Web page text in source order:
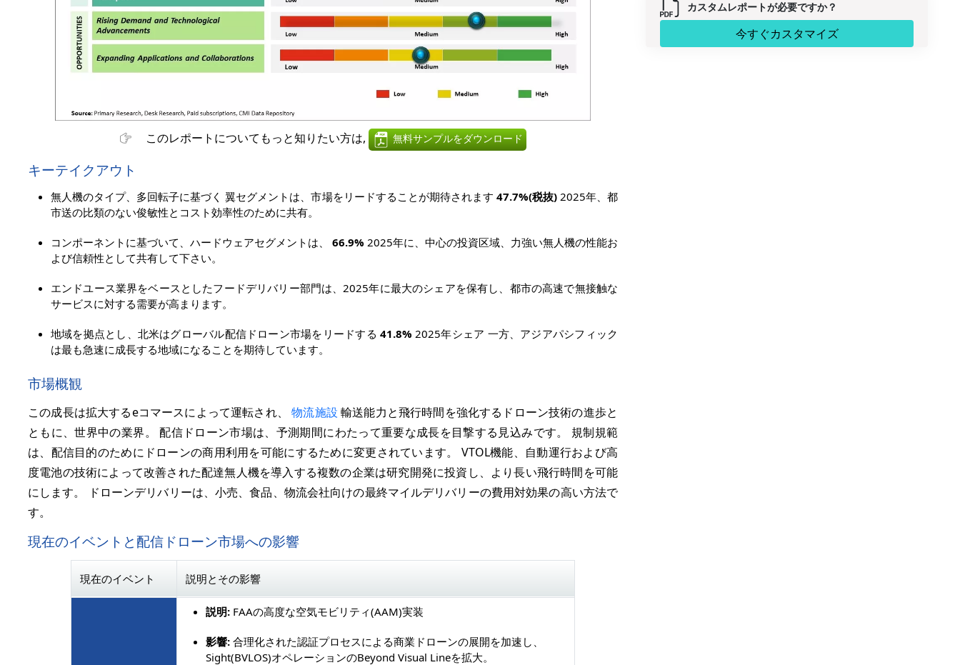
このレポートについてもっと知りたい方は, 無料サンプルをダウンロード
キーテイクアウト
無人機のタイプ、多回転子に基づく 翼セグメントは、市場をリードすることが期待されます 47.7%(税抜)2025年、都
市送の比類のない俊敏性とコスト効率性のために共有。
コンポーネントに基づいて、ハードウェアセグメントは、 66.9% 2025年に、中心の投資区域、力強い無人機の性能お
よび信頼性として共有して下さい。
エンドユース業界をベースとしたフードデリバリー部門は、2025年に最大のシェアを保有し、都市の高速で無接触な
サービスに対する需要が高まります。
地域を拠点とし、北米はグローバル配信ドローン市場をリードする 41.8% 2025年シェア 一方、アジアパシフィック
は最も急速に成長する地域になることを期待しています。
市場概観
この成長は拡大するeコマースによって運転され、物流施設 輸送能力と飛行時間を強化するドローン技術の進歩と
ともに、世界中の業界。 配信ドローン市場は、予測期間にわたって重要な成長を目撃する見込みです。 規制規範
は、配信目的のためにドローンの商用利用を可能にするために変更されています。 VTOL機能、自動運行および高
度電池の技術によって改善された配達無人機を導入する複数の企業は研究開発に投資し、より長い飛行時間を可能
にします。 ドローンデリバリーは、小売、食品、物流会社向けの最終マイルデリバリーの費用対効果の高い方法で
す。
現在のイベントと配信ドローン市場への影響
現在のイベント 説明とその影響
説明: FAAの高度な空気モビリティ(AAM)実装
影響: 合理化された認証プロセスによる商業ドローンの展開を加速し、
Sight(BVLOS)オペレーションのBeyond Visual Lineを拡大。
市場機会
アナリストオピニオン(エキスパートオピニオン)
業界ニュース
カスタムレポートが必要ですか？
今すぐカスタマイズ